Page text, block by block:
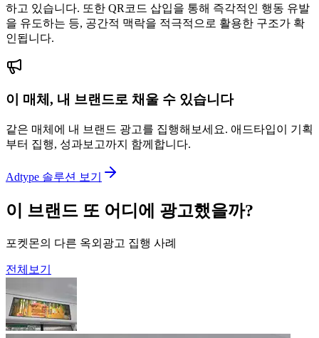
하고 있습니다. 또한 QR코드 삽입을 통해 즉각적인 행동 유발
을 유도하는 등, 공간적 맥락을 적극적으로 활용한 구조가 확
인됩니다.
이 매체, 내 브랜드로 채울 수 있습니다
같은 매체에 내 브랜드 광고를 집행해보세요. 애드타입이 기획
부터 집행, 성과보고까지 함께합니다.
Adtype 솔루션 보기
이 브랜드 또 어디에 광고했을까?
포켓몬의 다른 옥외광고 집행 사례
전체보기